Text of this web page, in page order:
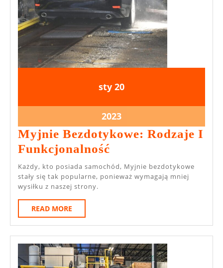
sty20
2023
2020
202320
stycznia
Myjnie Bezdotykowe: Rodzaje I
Funkcjonalność
Bezdotykowe:
Rodzaje
Każdy, kto posiada samochód, Myjnie bezdotykowe
stały się tak popularne, ponieważ wymagają mniej
wysiłku z naszej strony.
READ MORE
MORE